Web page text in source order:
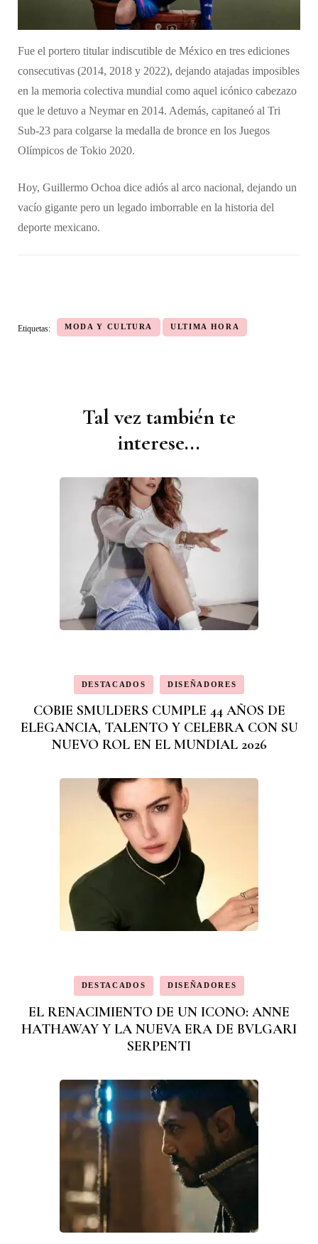
Fue el portero titular indiscutible de México en tres ediciones
consecutivas (2014, 2018 y 2022), dejando atajadas imposibles
en la memoria colectiva mundial como aquel icónico cabezazo
que le detuvo a Neymar en 2014. Además, capitaneó al Tri
Sub-23 para colgarse la medalla de bronce en los Juegos
Olímpicos de Tokio 2020.
Hoy, Guillermo Ochoa dice adiós al arco nacional, dejando un
vacío gigante pero un legado imborrable en la historia del
deporte mexicano.
Etiquetas: MODA Y CULTURA ULTIMA HORA
Tal vez también te
interese...
DESTACADOS DISEÑADORES
COBIE SMULDERS CUMPLE 44 AÑOS DE
ELEGANCIA, TALENTO Y CELEBRA CON SU
NUEVO ROL EN EL MUNDIAL 2026
DESTACADOS DISEÑADORES
EL RENACIMIENTO DE UN ICONO: ANNE
HATHAWAY Y LA NUEVA ERA DE BVLGARI
SERPENTI